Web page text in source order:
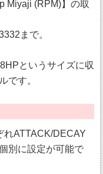
Miyaji (RPM)】の取
まで。
というサイズに収
です。
れATTACK/DECAY
別に設定が可能で